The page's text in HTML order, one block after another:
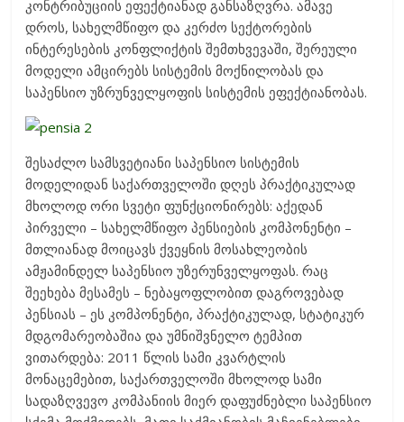
კონტრიბუციის ეფექტიანად განსაზღვრა. ამავე
დროს, სახელმწიფო და კერძო სექტორების
ინტერესების კონფლიქტის შემთხვევაში, შერეული
მოდელი ამცირებს სისტემის მოქნილობას და
საპენსიო უზრუნველყოფის სისტემის ეფექტიანობას.
შესაძლო სამსვეტიანი საპენსიო სისტემის
მოდელიდან საქართველოში დღეს პრაქტიკულად
მხოლოდ ორი სვეტი ფუნქციონირებს: აქედან
პირველი – სახელმწიფო პენსიების კომპონენტი –
მთლიანად მოიცავს ქვეყნის მოსახლეობის
ამჟამინდელ საპენსიო უზერუნველყოფას. რაც
შეეხება მესამეს – ნებაყოფლობით დაგროვებად
პენსიას – ეს კომპონენტი, პრაქტიკულად, სტატიკურ
მდგომარეობაშია და უმნიშვნელო ტემპით
ვითარდება: 2011 წლის სამი კვარტლის
მონაცემებით, საქართველოში მხოლოდ სამი
სადაზღვევო კომპანიის მიერ დაფუძნებლი საპენსიო